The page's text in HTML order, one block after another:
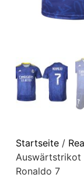
Startseite/
Ronaldo 7